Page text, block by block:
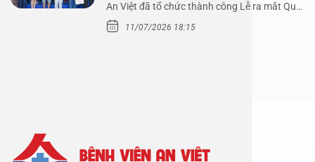
An Việt đã tổ chức thành công Lễ ra mắt Quỹ
Mầm Xanh…
11/07/2026 18:15